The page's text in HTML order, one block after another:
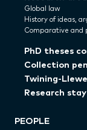
Global law
History of ideas,
Comparative and
PhD theses
Collection
Twining-
Research stay
PEOPLE